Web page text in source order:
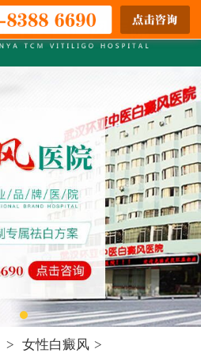
> 女性白癜风 >